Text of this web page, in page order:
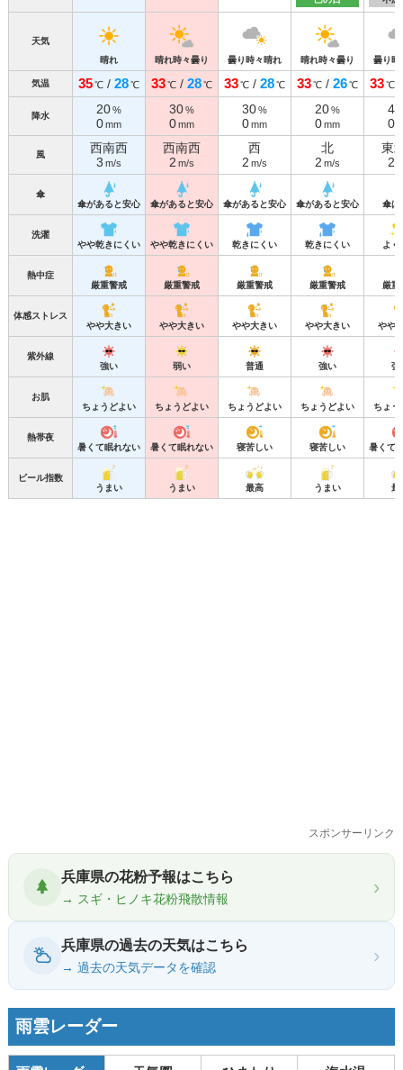
天気
晴れ
晴れ時々曇り 曇り時々晴れ 晴れ時々曇り 曇り時
気温 35℃/ 28℃ 33℃/ 28℃ 33℃/ 28℃ 33℃/ 26℃ 33℃
降水 20%
0mm
30%
0mm
30%
0mm
20%
0mm
40
0
風
西南西
3 m/s
西南西
2 m/s
西
2 m/s
北
2 m/s
東
2
傘
傘があると安心
傘があると安心 傘があると安心 傘があると安心 傘は
洗濯
やや乾きにくい
やや乾きにくい 乾きにくい 乾きにくい よく
熱中症
厳重警戒
厳重警戒 厳重警戒 厳重警戒 厳重
体感ストレス
やや大きい
やや大きい やや大きい やや大きい やや
紫外線
強い
弱い 普通 強い 強
お肌
ちょうどよい
ちょうどよい ちょうどよい ちょうどよい ちょう
熱帯夜
暑くて眠れない
暑くて眠れない 寝苦しい 寝苦しい 暑くて
ビール指数
うまい
うまい 最高 うまい 最
スポンサーリンク
兵庫県の花粉予報はこちら
→ スギ・ヒノキ花粉飛散情報
›
兵庫県の過去の天気はこちら
→ 過去の天気データを確認
›
雨雲レーダー